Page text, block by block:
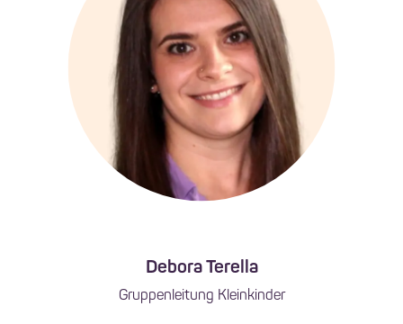
Debora Terella
Gruppenleitung Kleinkinder